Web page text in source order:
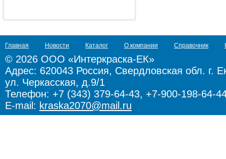
Главная Новости Каталог О компании Справочник
© 2026 ООО «Интеркраска-ЕК»
Адрес: 620043 Россия, Свердловская обл. г.
ул. Черкасская, д.9/1
Телефон: +7 (343) 379-64-43, +7-900-198-64-
E-mail: kraska2070@mail.ru